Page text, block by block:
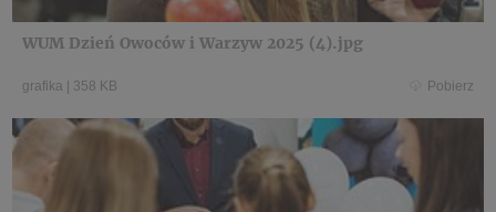
WUM Dzień Owoców i Warzyw 2025 (4).jpg
grafika | 358 KB Pobierz